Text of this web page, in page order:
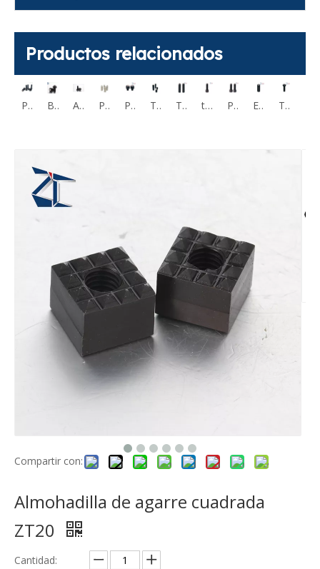
Productos relacionados
Bola de sujeción con cabeza hexagonal - Ángulo, abrazadera de cabeza BRSM BRSMS Abrazadera de cabeza hexagonal con punta de bola BRASM Perilla Tornillos de sujeción Punta giratoria Tipo no reversible FSMB FSUB Perno esférico dentado liso PT01 PT02 Tornillos de sujeción Tornillo de sujeción giratorio liso PT16A Tornillos de fijación de sujeción Punta giratoria No reversiblePT16B PT16C tornillo con reborde giratorio PT17A Pernos de sujeción Punta giratoria PT17B PT17C Espárragos roscados para pinzas Forma ZT18 Tornillos de agarre hexagonales ZT19
Compartir con:
Almohadilla de agarre cuadrada
ZT20
Cantidad: